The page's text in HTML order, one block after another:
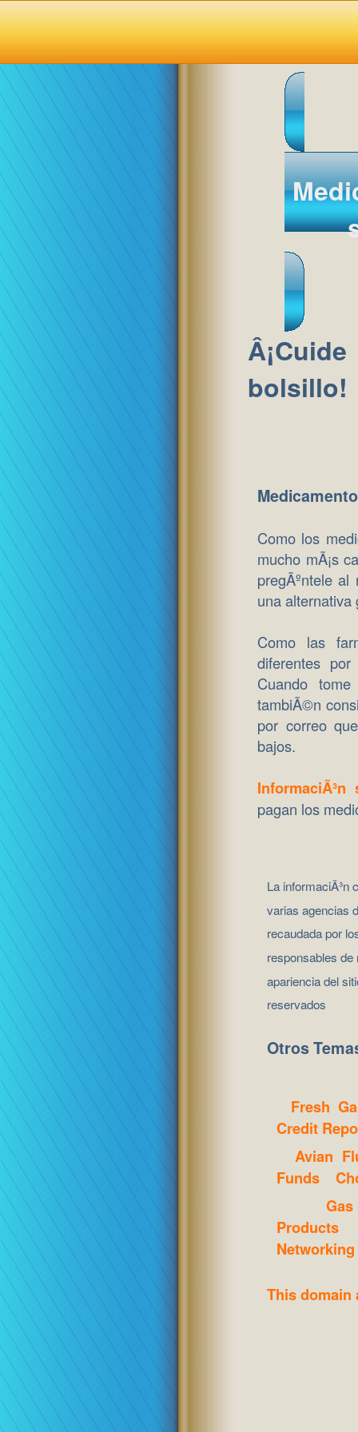
bolsillo!
Como los
mucho mÃ¡s
pregÃºntele
una alternativa
Como las
diferentes
Cuando
tambiÃ©n
por correo
bajos.
pagan los
La informaciÃ³n
varias agencias
recaudada por
responsables de
apariencia del
reservados
Otros
Fresh
Credit
Avian
Funds
Products
Networking
This domain